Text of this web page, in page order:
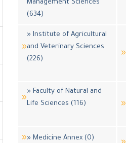
Management Sciences
(634)
» Institute of Agricultural
and Veterinary Sciences
(226)
» Faculty of Natural and
Life Sciences (116)
» Medicine Annex (0)